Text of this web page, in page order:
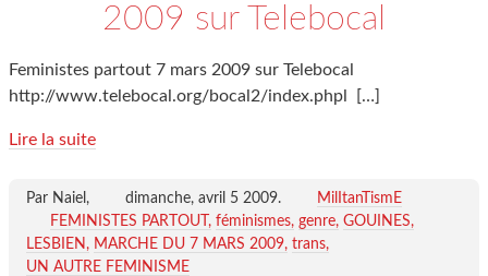
2009 sur Telebocal
Feministes partout 7 mars 2009 sur Telebocal
http://www.telebocal.org/bocal2/index.phpl
[…]
Lire la suite
Par Naiel, dimanche, avril 5 2009.
MilItanTismE
FEMINISTES PARTOUT
féminismes genre GOUINES
LESBIEN
MARCHE DU 7 MARS 2009 trans
UN AUTRE FEMINISME